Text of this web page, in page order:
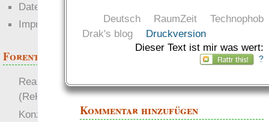
Deutsch RaumZeit
Technophob
Drak's blog
Druckversion
Dieser Text ist mir was wert:
?
Kommentar hinzufügen
Datenschutz
Impressum
Forenthemen
Realistische Kämpfe
(ReKa)
Konzept für Schwächen: